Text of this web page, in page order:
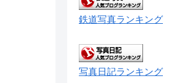
鉄道写真ランキング
写真日記ランキング